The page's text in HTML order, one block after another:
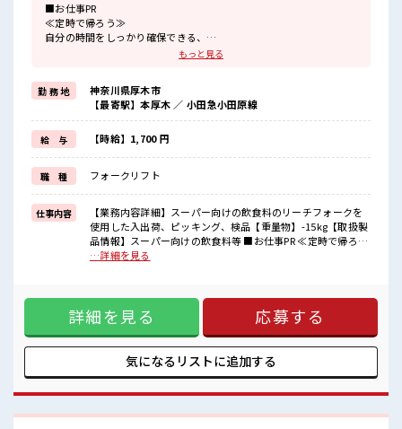
■お仕事PR
≪定時で帰ろう≫
自分の時間をしっかり確保できる、
これまでの経験を活かしませんか？
ブランクがあっても大丈夫♪
経験はちょっとだけ…という方もOK！
≪自分に向いている仕事が探せる≫
困った事などがあれば、
担当がしっかりサポートします！
■職場の雰囲気
休憩室で楽しくランチ♪
時間があれば昼寝もしちゃおう！
残業は基本ないので定時でサクッと帰宅OK！
高収入もバッチリ目指せますよ！
もっと見る
勤 務 地
神奈川県厚木市
【最寄駅】本厚木 ／ 小田急小田原線
給 与 【時給】1,700 円
職 種 フォークリフト
仕事内容
【業務内容詳細】スーパー向けの飲食料のリーチフォークを
使用した入出荷、ピッキング、検品【重量物】-15kg【取扱製
品情報】スーパー向けの飲食料等 ■お仕事PR ≪定時で帰ろう
≫ 自分の時間をしっかり確保できる、 残業基本ナシのお仕事
≪自分に向いている仕事が探せる≫ 困った事などがあれば、
担当がしっかりサポートします！ ■職場の雰囲気 休憩室で楽
しくランチ♪ 時間があれば昼寝もしちゃおう！ 残業は基本な
いので定時でサクッと帰宅OK！ 高収入もバッチリ目指せます
…詳細を見る
詳細を見る 応募する
気になるリストに追加する